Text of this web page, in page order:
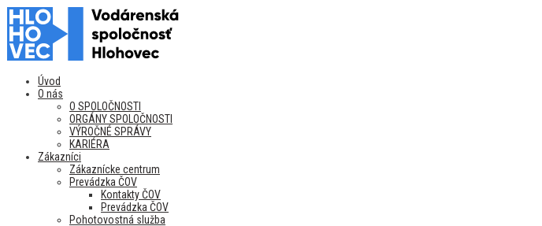
Úvod
O nás
O SPOLOČNOSTI
ORGÁNY SPOLOČNOSTI
VÝROČNÉ SPRÁVY
KARIÉRA
Zákazníci
Zákaznícke centrum
Prevádzka ČOV
Kontakty ČOV
Prevádzka ČOV
Pohotovostná služba